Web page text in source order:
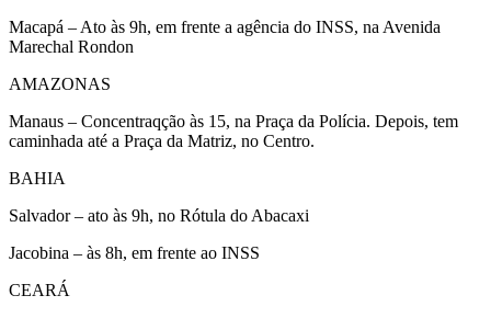
Macapá – Ato às 9h, em frente a agência do INSS, na Avenida
Marechal Rondon
AMAZONAS
Manaus – Concentraqção às 15, na Praça da Polícia. Depois, tem
caminhada até a Praça da Matriz, no Centro.
BAHIA
Salvador – ato às 9h, no Rótula do Abacaxi
Jacobina – às 8h, em frente ao INSS
CEARÁ